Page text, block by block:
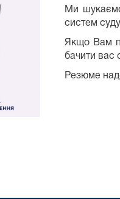
Ми шукаємо
систем
Якщо Вам
бачити вас
Резюме